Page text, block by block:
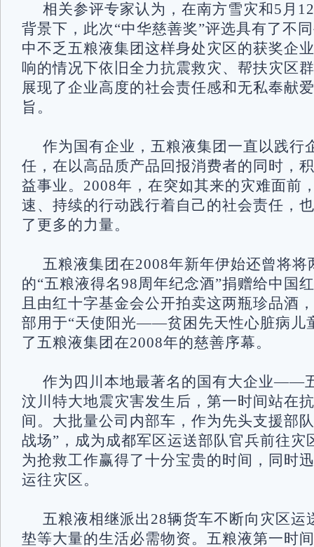
相关参评专家认为，在南方雪灾和5月
背景下，此次“中华慈善奖”评选具有了不
中不乏五粮液集团这样身处灾区的获奖企
响的情况下依旧全力抗震救灾、帮扶灾区
展现了企业高度的社会责任感和无私奉献
旨。
作为国有企业，五粮液集团一直以践行
任，在以高品质产品回报消费者的同时，
益事业。2008年，在突如其来的灾难面前
速、持续的行动践行着自己的社会责任，
了更多的力量。
五粮液集团在2008年新年伊始还曾将将
的“五粮液得名98周年纪念酒”捐赠给中国
且由红十字基金会公开拍卖这两瓶珍品酒
部用于“天使阳光――贫困先天性心脏病儿
了五粮液集团在2008年的慈善序幕。
作为四川本地最著名的国有大企业――
汶川特大地震灾害发生后，第一时间站在
间。大批量公司内部车，作为先头支援部
战场”，成为成都军区运送部队官兵前往灾
为抢救工作赢得了十分宝贵的时间，同时
运往灾区。
五粮液相继派出28辆货车不断向灾区运
垫等大量的生活必需物资。五粮液第一时